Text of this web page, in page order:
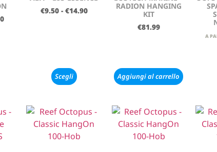
€9.50 - €14.90
Scegli
RADION HANGING
KIT
€81.99
Aggiungi al carrello
A